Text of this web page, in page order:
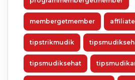
membergetmember affiliate
tipstrikmudik
tipsmudiksehat